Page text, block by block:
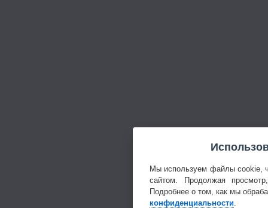
Мы используем файлы cookie,
сайтом. Продолжая
Подробнее о том, как мы
конфиденциальности